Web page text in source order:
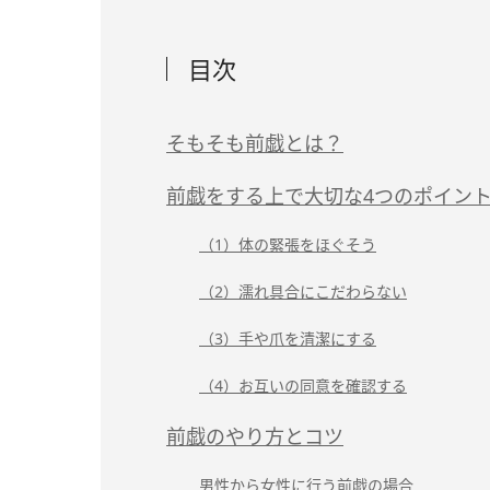
目次
そもそも前戯とは？
前戯をする上で大切な4つのポイン
（1）体の緊張をほぐそう
（2）濡れ具合にこだわらない
（3）手や爪を清潔にする
（4）お互いの同意を確認する
前戯のやり方とコツ
男性から女性に行う前戯の場合